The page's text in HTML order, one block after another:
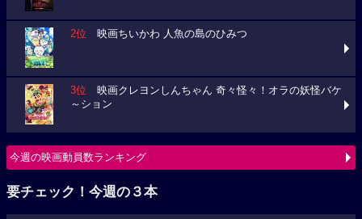
2位 映画ちいかわ 人魚の島のひみつ
3位 映画クレヨンしんちゃん 奇々怪々！オラの妖怪バケ
～ション
今週の映画動員数ランキング
要チェック！今週の３本